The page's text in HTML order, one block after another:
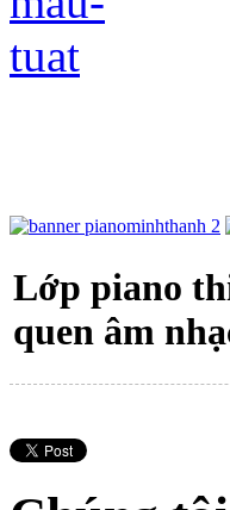
Lớp piano
quen âm